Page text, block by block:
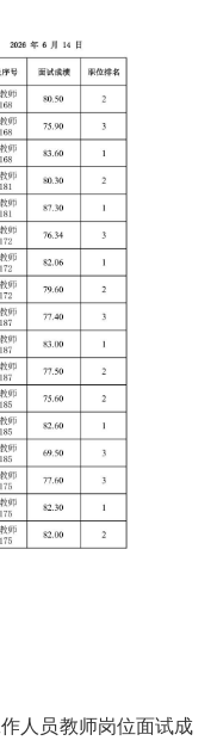
人员教师岗位面试成